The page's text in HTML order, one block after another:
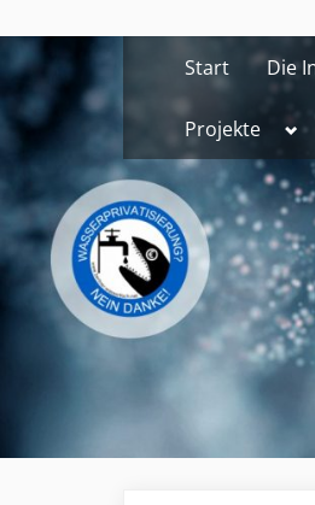
to
content
Start Die
Projekte